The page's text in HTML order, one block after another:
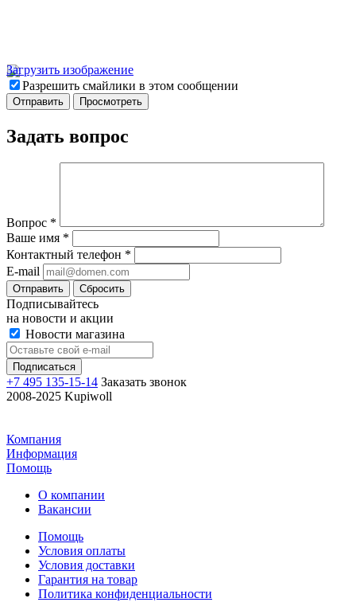
Загрузить изображение
Разрешить смайлики в этом сообщении
Задать вопрос
Вопрос *
Ваше имя *
Контактный телефон *
E-mail
Отправить Сбросить
Подписывайтесь
на новости и акции
Новости магазина
+7 495 135-15-14 Заказать звонок
2008-2025 Kupiwoll
Компания
Информация
Помощь
О компании
Вакансии
Помощь
Условия оплаты
Условия доставки
Гарантия на товар
Политика конфиденциальности